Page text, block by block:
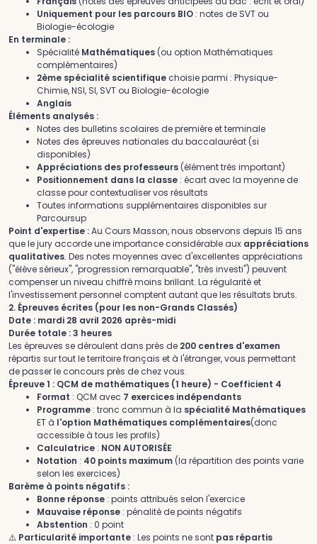
Uniquement pour les parcours BIO : notes de SVT ou
Biologie-écologie
En terminale :
Spécialité Mathématiques (ou option Mathématiques
complémentaires)
2ème spécialité scientifiquechoisie parmi : Physique-
Chimie, NSI, SI, SVT ou Biologie-écologie
Anglais
Éléments analysés :
Notes des bulletins scolaires de première et terminale
Notes des épreuves nationales du baccalauréat (si
disponibles)
Appréciations des professeurs (élément très important)
Positionnement dans la classe : écart avec la moyenne de
classe pour contextualiser vos résultats
Toutes informations supplémentaires disponibles sur
Parcoursup
Point d'expertise :Au Cours Masson, nous observons depuis 15 ans
que le jury accorde une importance considérable aux appréciations
qualitatives. Des notes moyennes avec d'excellentes appréciations
("élève sérieux", "progression remarquable", "très investi") peuvent
compenser un niveau chiffré moins brillant. La régularité et
l'investissement personnel comptent autant que les résultats bruts.
2. Épreuves écrites (pour les non-Grands Classés)
Date : mardi 28 avril 2026 après-midi
Durée totale : 3 heures
Les épreuves se déroulent dans près de 200 centres d'examen
répartis sur tout le territoire français et à l'étranger, vous permettant
de passer le concours près de chez vous.
Épreuve 1 : QCM de mathématiques (1 heure) - Coefficient 4
Format : QCM avec 7 exercices indépendants
Programme : tronc commun à la spécialité Mathématiques
ET à l'option Mathématiques complémentaires(donc
accessible à tous les profils)
Calculatrice : NON AUTORISÉE
Notation : 40 points maximum (la répartition des points varie
selon les exercices)
Barème à points négatifs :
Bonne réponse : points attribués selon l'exercice
Mauvaise réponse : pénalité de points négatifs
Abstention : 0 point
⚠️ Particularité importante : Les points ne sont pas répartis